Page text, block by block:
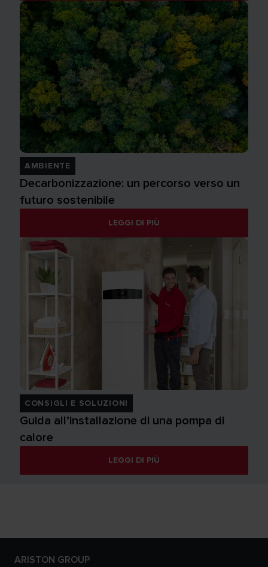
AMBIENTE
Decarbonizzazione: un percorso verso un
futuro sostenibile
LEGGI DI PIÙ
CONSIGLI E SOLUZIONI
Guida all’installazione di una pompa di
calore
LEGGI DI PIÙ
ARISTON GROUP